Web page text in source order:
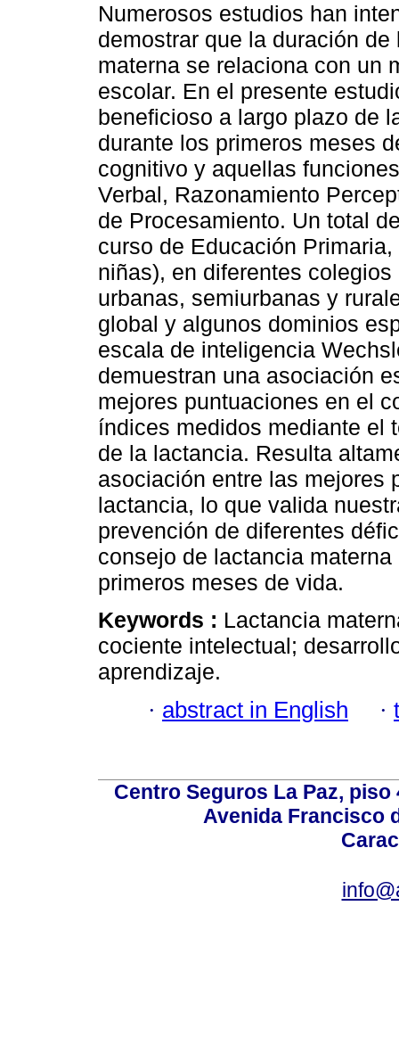
Numerosos estudios han
demostrar que la duración de
materna se relaciona con un
escolar. En el presente
beneficioso a largo plazo de
durante los primeros meses
cognitivo y aquellas
Verbal, Razonamiento
de Procesamiento. Un total
curso de Educación
niñas), en diferentes
urbanas, semiurbanas y
global y algunos dominios
escala de inteligencia
demuestran una asociación
mejores puntuaciones en el
índices medidos mediante el
de la lactancia. Resulta
asociación entre las mejores
lactancia, lo que valida
prevención de diferentes
consejo de lactancia
primeros meses de vida.
Keywords : Lactancia
cociente intelectual;
aprendizaje.
· abstract in English ·
Centro Seguros La Paz,
Avenida Francisco